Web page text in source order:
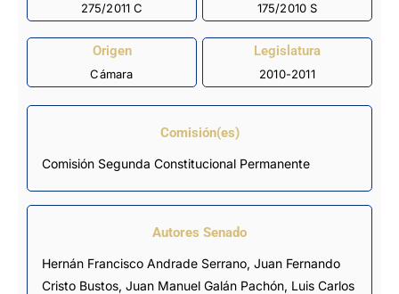
275/2011 C 175/2010 S
Origen
Cámara
Legislatura
2010-2011
Comisión(es)
Comisión Segunda Constitucional Permanente
Autores Senado
Hernán Francisco Andrade Serrano, Juan Fernando
Cristo Bustos, Juan Manuel Galán Pachón, Luis Carlos